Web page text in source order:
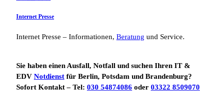
Internet Presse
Internet Presse – Informationen, Beratung und Service.
Sie haben einen Ausfall, Notfall und suchen Ihren IT &
EDV Notdienst für Berlin, Potsdam und Brandenburg?
Sofort Kontakt – Tel: 030 54874086 oder 03322 8509070